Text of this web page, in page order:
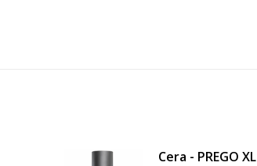
Cera - PREGO XL